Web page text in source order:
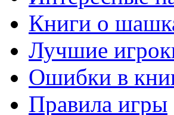
Книги о
Лучшие
Ошибки в
Правила игры